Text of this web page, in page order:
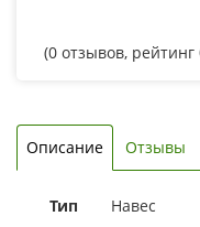
(0 отзывов, рейтинг
Описание Отзывы
Тип
Навес